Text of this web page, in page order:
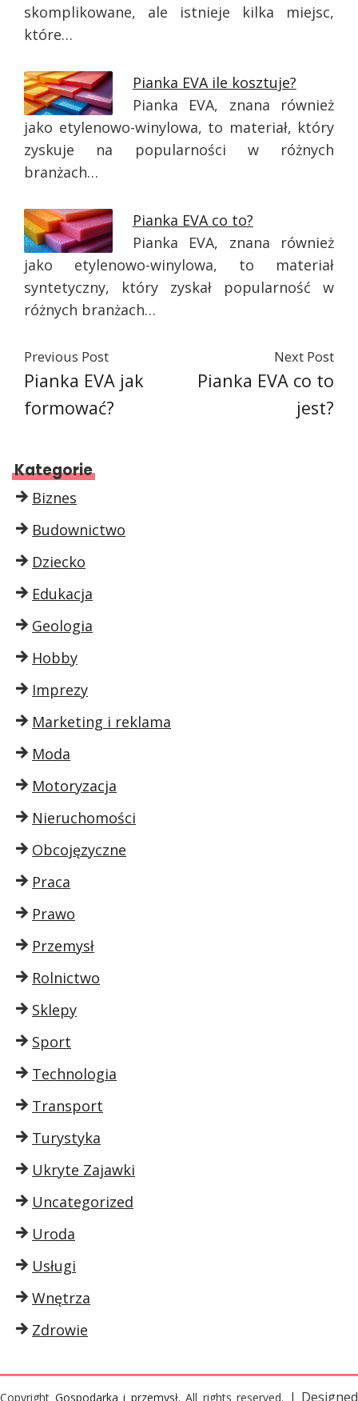
skomplikowane, ale istnieje kilka miejsc,
które…
Pianka EVA ile kosztuje?
Pianka EVA, znana również
jako etylenowo-winylowa, to materiał, który
zyskuje na popularności w różnych
branżach…
Pianka EVA co to?
Pianka EVA, znana również
jako etylenowo-winylowa, to materiał
syntetyczny, który zyskał popularność w
różnych branżach…
Previous Post
Pianka EVA jak
formować?
Next Post
Pianka EVA co to
jest?
Kategorie
Biznes
Budownictwo
Dziecko
Edukacja
Geologia
Hobby
Imprezy
Marketing i reklama
Moda
Motoryzacja
Nieruchomości
Obcojęzyczne
Praca
Prawo
Przemysł
Rolnictwo
Sklepy
Sport
Technologia
Transport
Turystyka
Ukryte Zajawki
Uncategorized
Uroda
Usługi
Wnętrza
Zdrowie
Copyright Gospodarka i przemysł. All rights reserved. | Designed